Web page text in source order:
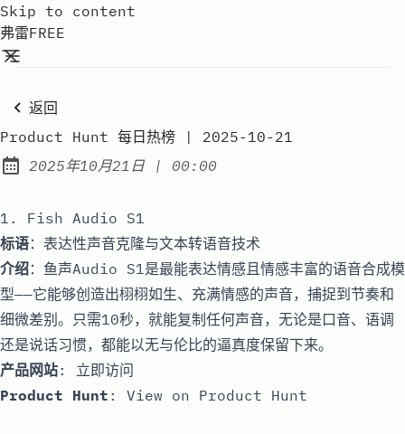
Skip to content
弗雷FREE
返回
Product Hunt 每日热榜 | 2025-10-21
Published:
2025年10月21日| at
00:00
1. Fish Audio S1
标语：表达性声音克隆与文本转语音技术
介绍：鱼声Audio S1是最能表达情感且情感丰富的语音合成模
型——它能够创造出栩栩如生、充满情感的声音，捕捉到节奏和
细微差别。只需10秒，就能复制任何声音，无论是口音、语调
还是说话习惯，都能以无与伦比的逼真度保留下来。
产品网站: 立即访问
Product Hunt : View on Product Hunt